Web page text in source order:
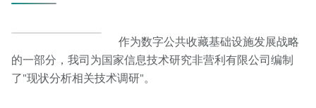
作为数字公共收藏基础设施发展战略
的一部分，我司为国家信息技术研究非营利有限公司编制
了"现状分析相关技术调研"。